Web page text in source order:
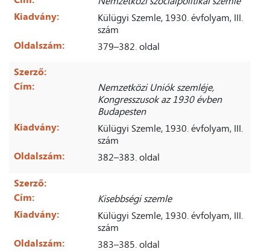
Kiadvány:
Külügyi Szemle, 1930. évfolyam, III.
szám
Oldalszám:
379–382. oldal
Szerző:
Cím:
Nemzetközi Uniók szemléje,
Kongresszusok az 1930 évben
Budapesten
Kiadvány:
Külügyi Szemle, 1930. évfolyam, III.
szám
Oldalszám:
382–383. oldal
Szerző:
Cím:
Kisebbségi szemle
Kiadvány:
Külügyi Szemle, 1930. évfolyam, III.
szám
Oldalszám:
383–385. oldal